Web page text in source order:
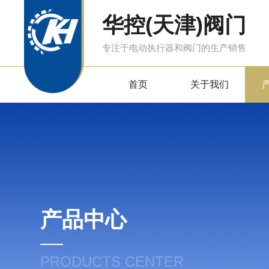
华控(天津)阀门
专注于电动执行器和阀门的生产销售
首页 关于我们
产品中心
PRODUCTS CENTER